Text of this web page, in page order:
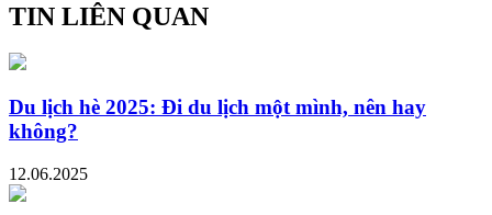
TIN LIÊN QUAN
Du lịch hè 2025: Đi du lịch một mình, nên hay
không?
12.06.2025